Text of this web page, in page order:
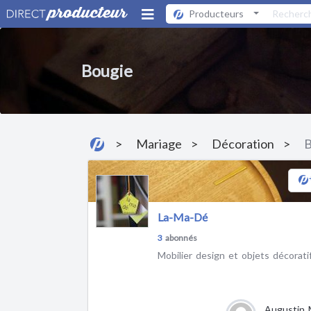
Producteurs
Bougie
Mariage Décoration
La-Ma-Dé
3 abonnés
Mobilier design et objets